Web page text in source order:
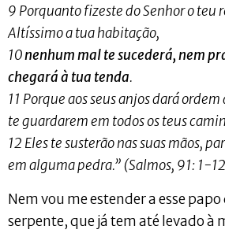
9 Porquanto fizeste do Senhor o teu
Altíssimo a tua habitação,
10nenhum mal te sucederá, nem
chegará à tua tenda.
11 Porque aos seus anjos dará
te guardarem em todos os teus
12 Eles te susterão nas suas mãos,
em alguma pedra.” (Salmos, 91: 1-
Nem vou me estender a esse
serpente, que já tem até levado à